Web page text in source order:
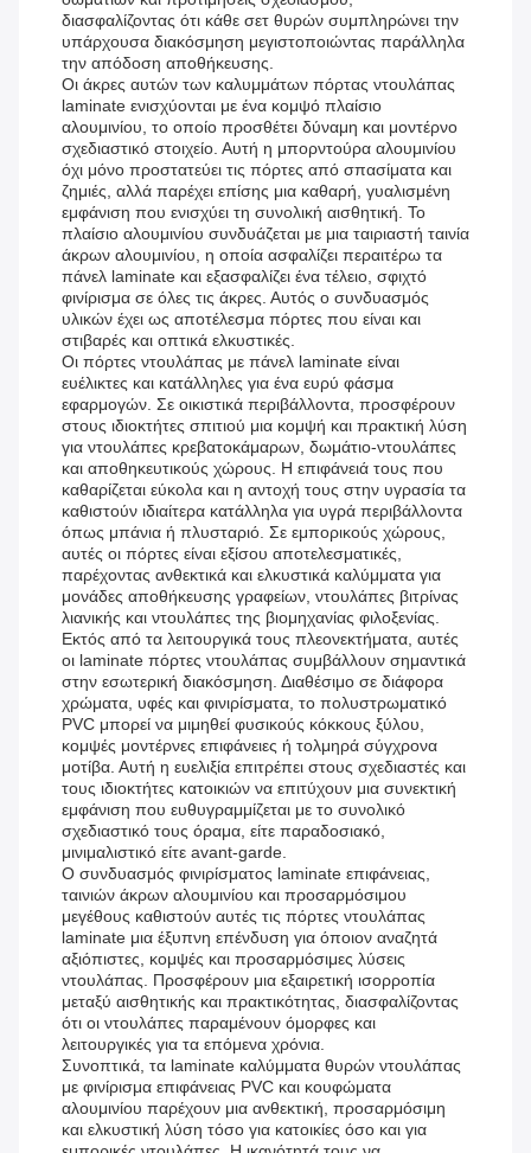
διασφαλίζοντας ότι κάθε σετ θυρών συμπληρώνει την
υπάρχουσα διακόσμηση μεγιστοποιώντας παράλληλα
την απόδοση αποθήκευσης.
Οι άκρες αυτών των καλυμμάτων πόρτας ντουλάπας
laminate ενισχύονται με ένα κομψό πλαίσιο
αλουμινίου, το οποίο προσθέτει δύναμη και μοντέρνο
σχεδιαστικό στοιχείο. Αυτή η μπορντούρα αλουμινίου
όχι μόνο προστατεύει τις πόρτες από σπασίματα και
ζημιές, αλλά παρέχει επίσης μια καθαρή, γυαλισμένη
εμφάνιση που ενισχύει τη συνολική αισθητική. Το
πλαίσιο αλουμινίου συνδυάζεται με μια ταιριαστή ταινία
άκρων αλουμινίου, η οποία ασφαλίζει περαιτέρω τα
πάνελ laminate και εξασφαλίζει ένα τέλειο, σφιχτό
φινίρισμα σε όλες τις άκρες. Αυτός ο συνδυασμός
υλικών έχει ως αποτέλεσμα πόρτες που είναι και
στιβαρές και οπτικά ελκυστικές.
Οι πόρτες ντουλάπας με πάνελ laminate είναι
ευέλικτες και κατάλληλες για ένα ευρύ φάσμα
εφαρμογών. Σε οικιστικά περιβάλλοντα, προσφέρουν
στους ιδιοκτήτες σπιτιού μια κομψή και πρακτική λύση
για ντουλάπες κρεβατοκάμαρων, δωμάτιο-ντουλάπες
και αποθηκευτικούς χώρους. Η επιφάνειά τους που
καθαρίζεται εύκολα και η αντοχή τους στην υγρασία τα
καθιστούν ιδιαίτερα κατάλληλα για υγρά περιβάλλοντα
όπως μπάνια ή πλυσταριό. Σε εμπορικούς χώρους,
αυτές οι πόρτες είναι εξίσου αποτελεσματικές,
παρέχοντας ανθεκτικά και ελκυστικά καλύμματα για
μονάδες αποθήκευσης γραφείων, ντουλάπες βιτρίνας
λιανικής και ντουλάπες της βιομηχανίας φιλοξενίας.
Εκτός από τα λειτουργικά τους πλεονεκτήματα, αυτές
οι laminate πόρτες ντουλάπας συμβάλλουν σημαντικά
στην εσωτερική διακόσμηση. Διαθέσιμο σε διάφορα
χρώματα, υφές και φινιρίσματα, το πολυστρωματικό
PVC μπορεί να μιμηθεί φυσικούς κόκκους ξύλου,
κομψές μοντέρνες επιφάνειες ή τολμηρά σύγχρονα
μοτίβα. Αυτή η ευελιξία επιτρέπει στους σχεδιαστές και
τους ιδιοκτήτες κατοικιών να επιτύχουν μια συνεκτική
εμφάνιση που ευθυγραμμίζεται με το συνολικό
σχεδιαστικό τους όραμα, είτε παραδοσιακό,
μινιμαλιστικό είτε avant-garde.
Ο συνδυασμός φινιρίσματος laminate επιφάνειας,
ταινιών άκρων αλουμινίου και προσαρμόσιμου
μεγέθους καθιστούν αυτές τις πόρτες ντουλάπας
laminate μια έξυπνη επένδυση για όποιον αναζητά
αξιόπιστες, κομψές και προσαρμόσιμες λύσεις
ντουλάπας. Προσφέρουν μια εξαιρετική ισορροπία
μεταξύ αισθητικής και πρακτικότητας, διασφαλίζοντας
ότι οι ντουλάπες παραμένουν όμορφες και
λειτουργικές για τα επόμενα χρόνια.
Συνοπτικά, τα laminate καλύμματα θυρών ντουλάπας
με φινίρισμα επιφάνειας PVC και κουφώματα
αλουμινίου παρέχουν μια ανθεκτική, προσαρμόσιμη
και ελκυστική λύση τόσο για κατοικίες όσο και για